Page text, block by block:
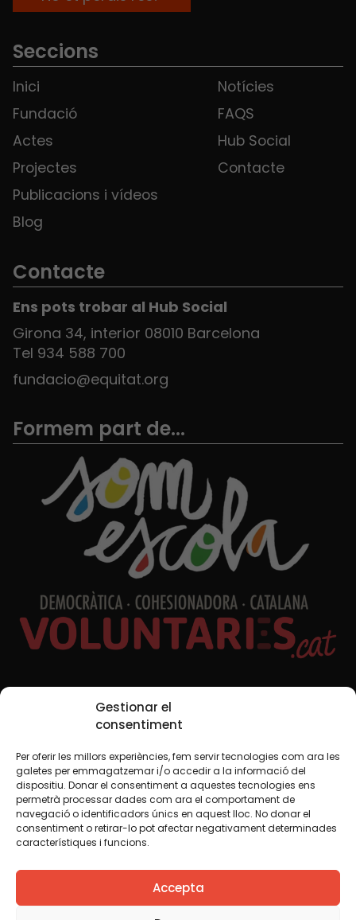
Gestionar el
consentiment
Per oferir les millors experiències, fem servir tecnologies com ara les
galetes per emmagatzemar i/o accedir a la informació del
dispositiu. Donar el consentiment a aquestes tecnologies ens
permetrà processar dades com ara el comportament de
navegació o identificadors únics en aquest lloc. No donar el
consentiment o retirar-lo pot afectar negativament determinades
característiques i funcions.
Accepta
Seccions
Inici
Fundació
Actes
Projectes
Publicacions i vídeos
Blog
Notícies
FAQS
Hub Social
Contacte
Contacte
Ens pots trobar al Hub Social
Girona 34, interior 08010 Barcelona
Tel 934 588 700
fundacio@equitat.org
Formem part de...
Xarxes Socials
TWT YTB IG FB IN
Avís legalPolítica de cookies
Creiem que el coneixement s’ha de compartir. Per això
fem servir una llicència Creative Commons, llevat que en
algun material indiquem el contrari. Us animem a copiar,